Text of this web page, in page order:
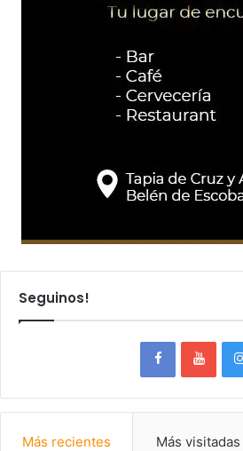
Seguinos!
Más recientes Más visitadas